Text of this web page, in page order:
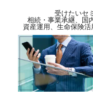
受けたいセ
相続・事業承継、国
資産運用、生命保険